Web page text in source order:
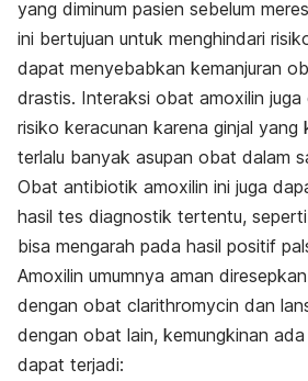
yang diminum pasien sebelum
ini bertujuan untuk menghindari
dapat menyebabkan kemanjuran
drastis. Interaksi obat amoxilin
risiko keracunan karena ginjal yang
terlalu banyak asupan obat dalam
Obat antibiotik amoxilin ini juga
hasil tes diagnostik tertentu,
bisa mengarah pada hasil positif
Amoxilin umumnya aman
dengan obat clarithromycin dan
dengan obat lain, kemungkinan
dapat terjadi: